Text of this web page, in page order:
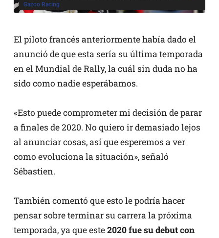
Gazoo Racing
El piloto francés anteriormente había dado el
anunció de que esta sería su última temporada
en el Mundial de Rally, la cuál sin duda no ha
sido como nadie esperábamos.
«Esto puede comprometer mi decisión de parar
a finales de 2020. No quiero ir demasiado lejos
al anunciar cosas, así que esperemos a ver
como evoluciona la situación», señaló
Sébastien.
También comentó que esto le podría hacer
pensar sobre terminar su carrera la próxima
temporada, ya que este2020 fue su debut con